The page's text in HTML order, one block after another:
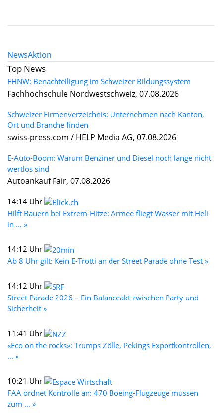
NewsAktion
Top News
FHNW: Benachteiligung im Schweizer Bildungssystem
Fachhochschule Nordwestschweiz, 07.08.2026
Schweizer Firmenverzeichnis: Unternehmen nach Kanton,
Ort und Branche finden
swiss-press.com / HELP Media AG, 07.08.2026
E-Auto-Boom: Warum Benziner und Diesel noch lange nicht
wertlos sind
Autoankauf Fair, 07.08.2026
14:14 Uhr
Hilft Bauern bei Extrem-Hitze: Armee fliegt Wasser mit Heli
in ... »
14:12 Uhr
Ab 8 Uhr gilt: Kein E-Trotti an der Street Parade ohne Test »
14:12 Uhr
Street Parade 2026 – Ein Balanceakt zwischen Party und
Sicherheit »
11:41 Uhr
«Eco on the rocks»: Trumps Zölle, Pekings Exportkontrollen,
... »
10:21 Uhr
FAA ordnet Kontrolle an: 470 Boeing-Flugzeuge müssen
zum ... »